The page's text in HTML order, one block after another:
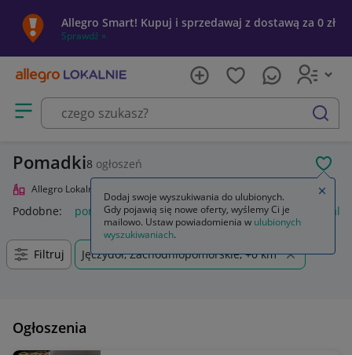
Allegro Smart! Kupuj i sprzedawaj z dostawą za 0 zł
Sprawdź »
Otwórz menu z kategoriami
szukaj
Pomadki8 ogłoszeń
Allegro Lokalnie
Podobne: pomadka pomadka maybelline pomadka loreal
Filtruj Jęczydół, Zachodniopomorskie, +0 km
Ogłoszenia
Dodaj swoje wyszukiwania do ulubionych.
Gdy pojawią się nowe oferty, wyślemy Ci je
mailowo. Ustaw powiadomienia w ulubionych
wyszukiwaniach.